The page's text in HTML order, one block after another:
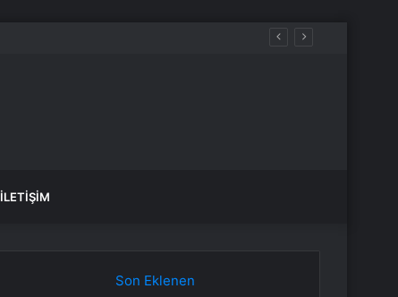
İLETIŞIM
Son Eklenen